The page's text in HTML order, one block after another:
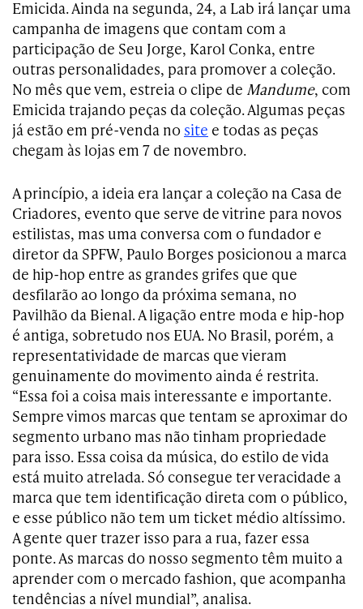
Emicida. Ainda na segunda, 24, a Lab irá lançar uma
campanha de imagens que contam com a
participação de Seu Jorge, Karol Conka, entre
outras personalidades, para promover a coleção.
No mês que vem, estreia o clipe de Mandume, com
Emicida trajando peças da coleção. Algumas peças
já estão em pré-venda no site e todas as peças
chegam às lojas em 7 de novembro.
A princípio, a ideia era lançar a coleção na Casa de
Criadores, evento que serve de vitrine para novos
estilistas, mas uma conversa com o fundador e
diretor da SPFW, Paulo Borges posicionou a marca
de hip-hop entre as grandes grifes que que
desfilarão ao longo da próxima semana, no
Pavilhão da Bienal. A ligação entre moda e hip-hop
é antiga, sobretudo nos EUA. No Brasil, porém, a
representatividade de marcas que vieram
genuinamente do movimento ainda é restrita.
“Essa foi a coisa mais interessante e importante.
Sempre vimos marcas que tentam se aproximar do
segmento urbano mas não tinham propriedade
para isso. Essa coisa da música, do estilo de vida
está muito atrelada. Só consegue ter veracidade a
marca que tem identificação direta com o público,
e esse público não tem um ticket médio altíssimo.
A gente quer trazer isso para a rua, fazer essa
ponte. As marcas do nosso segmento têm muito a
aprender com o mercado fashion, que acompanha
tendências a nível mundial”, analisa.